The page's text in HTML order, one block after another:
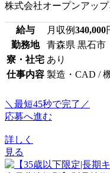
株式会社オープンアッ
給与 月収例340,000
勤務地
青森県 黒石市
寮・社宅 あり
仕事内容 製造・CAD /
＼最短45秒で完了／
応募へ進む
詳しく
見る